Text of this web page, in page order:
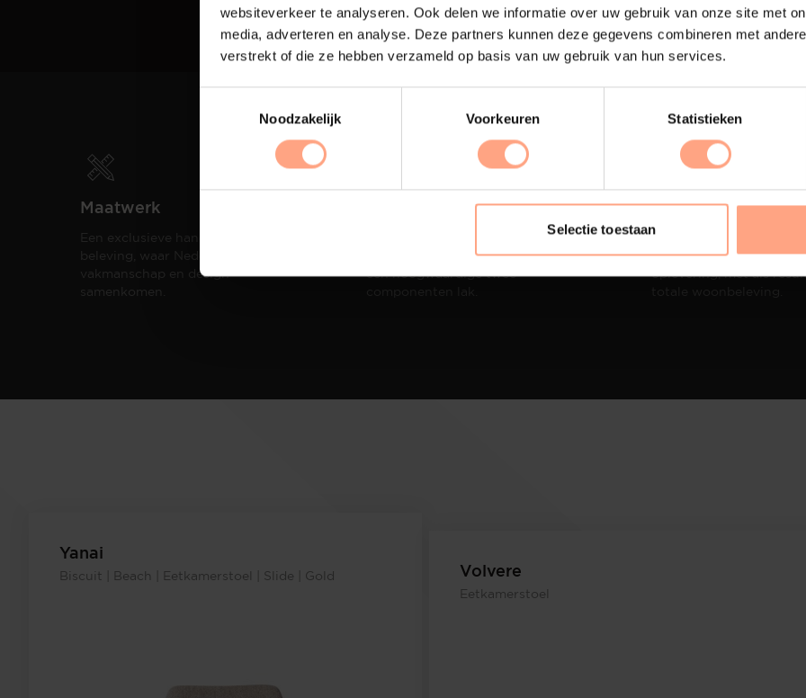
websiteverkeer te analyseren. Ook delen we informatie over uw gebruik van onze site met
media, adverteren en analyse. Deze partners kunnen deze gegevens combineren met
verstrekt of die ze hebben verzameld op basis van uw gebruik van hun services.
Noodzakelijk Voorkeuren Statistieken
Selectie toestaan
Maatwerk
Een exclusieve handgemaakte
beleving, waar Nederlands
vakmanschap en design
samenkomen.
De meubelen worden in onze
eigen spuiterij afgewerkt met
een hoogwaardige twee
Interieur inrichting
PUUUR biedt volledige
ontzorging van eerste
oplevering,met als
Yanai
Biscuit | Beach | Eetkamerstoel | Slide | Gold Volvere
Eetkamerstoel